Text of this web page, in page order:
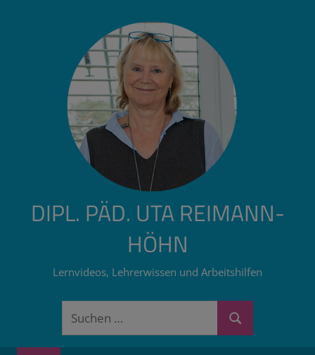
DIPL. PÄD. UTA REIMANN-
HÖHN
Lernvideos, Lehrerwissen und Arbeitshilfen
Suchen
Suchen